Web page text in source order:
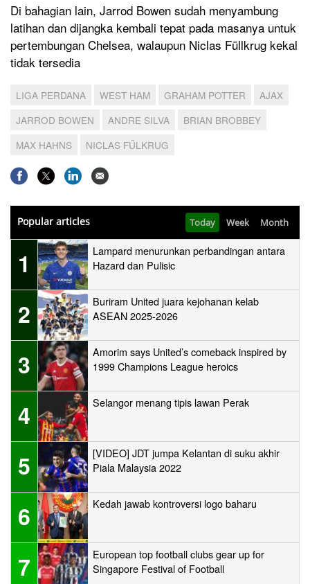
Di bahagian lain, Jarrod Bowen sudah menyambung
latihan dan dijangka kembali tepat pada masanya untuk
pertembungan Chelsea, walaupun Niclas Füllkrug kekal
tidak tersedia
LIGA PERDANA WEST HAM GRAHAM POTTER
AJAX
JARROD BOWEN
ANDRE SILVA
BRIAN BROBBEY
MAX HAHNS
NICLAS FŰLKRUG
Popular articles Today Week Month
1
Lampard menurunkan perbandingan antara
Hazard dan Pulisic
2
Buriram United juara kejohanan kelab
ASEAN 2025-2026
3
Amorim says United’s comeback inspired by
1999 Champions League heroics
4 Selangor menang tipis lawan Perak
5
[VIDEO] JDT jumpa Kelantan di suku akhir
Piala Malaysia 2022
6 Kedah jawab kontroversi logo baharu
7
European top football clubs gear up for
Singapore Festival of Football